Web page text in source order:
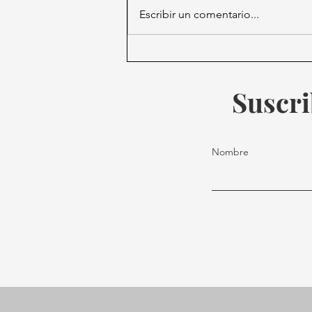
México exige justicia:
acción ante desapariciones
Escribir un comentario...
Nombre